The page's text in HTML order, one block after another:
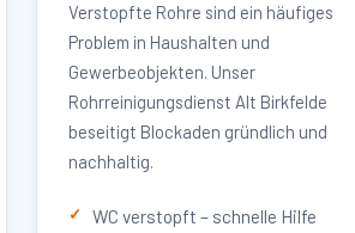
Verstopfte Rohre sind ein häufiges
Problem in Haushalten und
Gewerbeobjekten. Unser
Rohrreinigungsdienst Alt Birkfelde
beseitigt Blockaden gründlich und
nachhaltig.
WC verstopft – schnelle Hilfe